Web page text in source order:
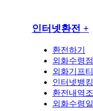
인터넷환전 +
환전하기
외화수령
외화기프
인터넷뱅
환전내역
외화수령